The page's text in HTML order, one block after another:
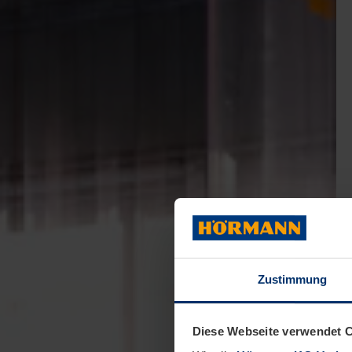
Zustimmung
Diese Webseite verwendet